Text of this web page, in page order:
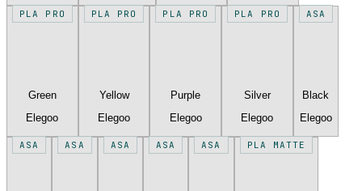
PLA PRO
Green
Elegoo
PLA PRO
Yellow
Elegoo
PLA PRO
Purple
Elegoo
PLA PRO
Silver
Elegoo
ASA
Black
Elegoo
ASA ASA ASA ASA ASA PLA MATTE